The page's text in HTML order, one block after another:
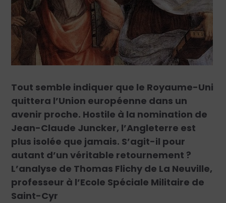
Tout semble indiquer que le Royaume-Uni
quittera l’Union européenne dans un
avenir proche. Hostile à la nomination de
Jean-Claude Juncker, l’Angleterre est
plus isolée que jamais. S’agit-il pour
autant d’un véritable retournement ?
L’analyse de Thomas Flichy de La Neuville,
professeur à l’Ecole Spéciale Militaire de
Saint-Cyr